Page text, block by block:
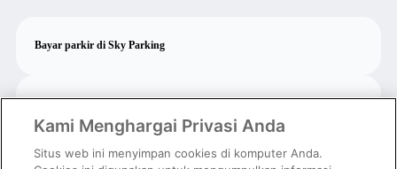
Bayar parkir di Sky Parking
Apa itu Program Kartu Prakerja?
Kami Menghargai Privasi Anda
Situs web ini menyimpan cookies di komputer Anda.